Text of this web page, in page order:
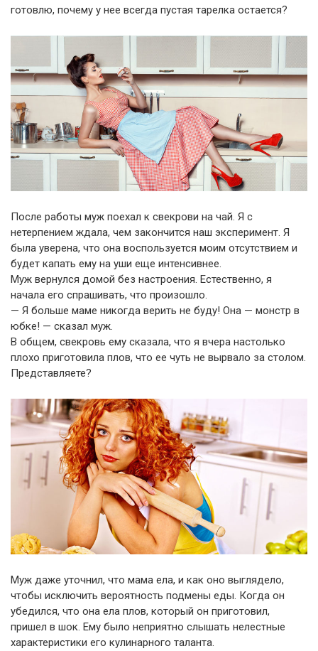
готовлю, почему у нее всегда пустая тарелка остается?
После работы муж поехал к свекрови на чай. Я с
нетерпением ждала, чем закончится наш эксперимент. Я
была уверена, что она воспользуется моим отсутствием и
будет капать ему на уши еще интенсивнее.
Муж вернулся домой без настроения. Естественно, я
начала его спрашивать, что произошло.
— Я больше маме никогда верить не буду! Она — монстр в
юбке! — сказал муж.
В общем, свекровь ему сказала, что я вчера настолько
плохо приготовила плов, что ее чуть не вырвало за столом.
Представляете?
Муж даже уточнил, что мама ела, и как оно выглядело,
чтобы исключить вероятность подмены еды. Когда он
убедился, что она ела плов, который он приготовил,
пришел в шок. Ему было неприятно слышать нелестные
характеристики его кулинарного таланта.